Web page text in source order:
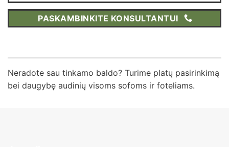
PASKAMBINKITE KONSULTANTUI
Neradote sau tinkamo baldo? Turime platų pasirinkimą
bei daugybę audinių visoms sofoms ir foteliams.